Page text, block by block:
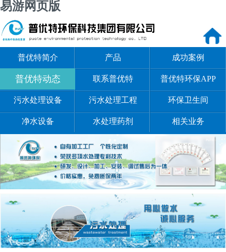
易游网页版
普优特简介 产品 成功案例
普优特动态 联系普优特 普优特环保APP
污水处理设备 污水处理工程 环保卫生间
净水设备 水处理药剂 相关业务